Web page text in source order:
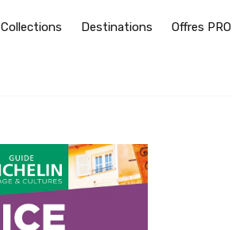
Collections Destinations Offres PRO